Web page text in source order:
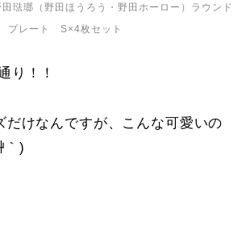
田琺瑯（野田ほうろう・野田ホーロー）ラウンド
プレート S×4枚セット
り！！
だけなんですが、こんな可愛いの
｀)